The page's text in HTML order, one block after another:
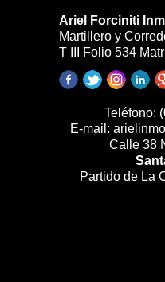
Ariel Forciniti
Martillero y
T III Folio 534
Teléfono:
E-mail:
Calle 38
Partido de La